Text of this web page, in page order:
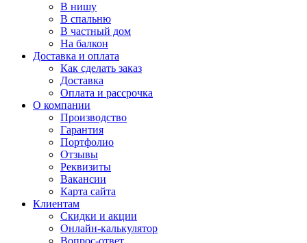
В нишу
В спальню
В частный дом
На балкон
Доставка и оплата
Как сделать заказ
Доставка
Оплата и рассрочка
О компании
Производство
Гарантия
Портфолио
Отзывы
Реквизиты
Вакансии
Карта сайта
Клиентам
Скидки и акции
Онлайн-калькулятор
Вопрос-ответ